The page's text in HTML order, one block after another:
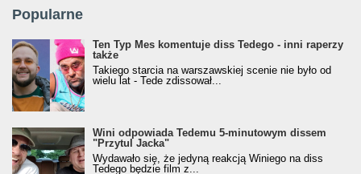
Popularne
Ten Typ Mes komentuje diss Tedego - inni raperzy
także
Takiego starcia na warszawskiej scenie nie było od
wielu lat - Tede zdissował...
Wini odpowiada Tedemu 5-minutowym dissem
"Przytul Jacka"
Wydawało się, że jedyną reakcją Winiego na diss
Tedego będzie film z...